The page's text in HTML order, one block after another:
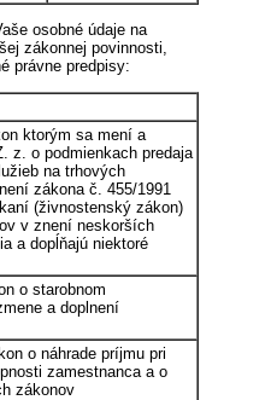
osobné údaje na
zákonnej povinnosti,
právne predpisy:
ktorým sa mení a
z. o podmienkach predaja
na trhových
zákona č. 455/1991
(živnostenský zákon)
v znení neskorších
a dopĺňajú niektoré
o starobnom
a doplnení
o náhrade príjmu pri
zamestnanca a o
zákonov